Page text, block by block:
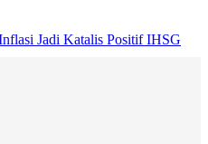
Jadi Katalis Positif IHSG